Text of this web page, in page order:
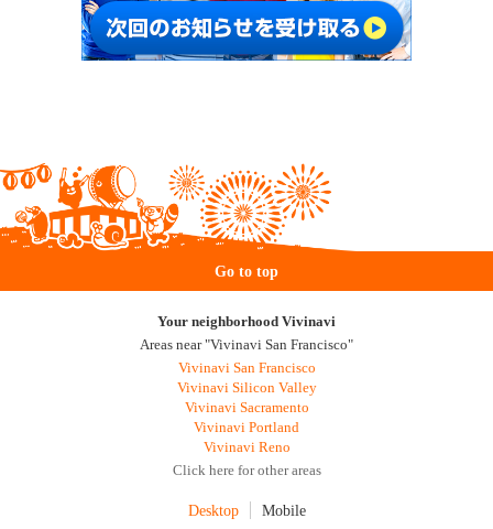
Go to top
Your neighborhood Vivinavi
Areas near "Vivinavi San Francisco"
Vivinavi San Francisco
Vivinavi Silicon Valley
Vivinavi Sacramento
Vivinavi Portland
Vivinavi Reno
Click here for other areas
Desktop Mobile